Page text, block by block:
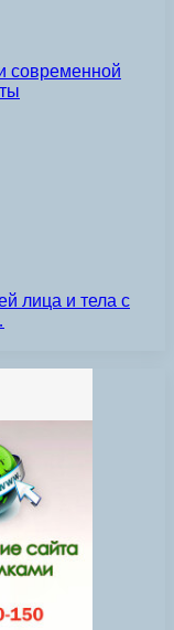
современной
лица и тела с